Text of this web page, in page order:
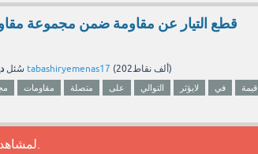
قطع التيار عن مقاومة ضمن مجموعة
سُئل tabashiryemenas17 ( 202ألف نقاط)
مقاومات متصلة على التوالي لايؤثر في
قيمة